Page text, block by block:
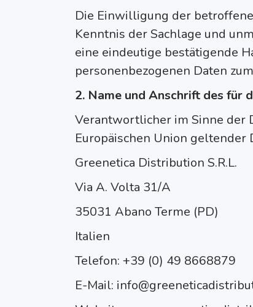
Die Einwilligung der
Kenntnis der Sachlage und
eine eindeutige bestätigende
personenbezogenen Daten
2. Name und Anschrift des für
Verantwortlicher im Sinne der
Europäischen Union geltender
Greenetica Distribution S.R.L.
Via A. Volta 31/A
35031 Abano Terme (PD)
Italien
Telefon: +39 (0) 49 8668879
E-Mail: